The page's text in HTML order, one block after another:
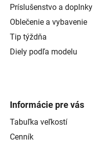
Príslušenstvo a doplnky
Oblečenie a vybavenie
Tip týždňa
Diely podľa modelu
Informácie pre vás
Tabuľka veľkostí
Cenník